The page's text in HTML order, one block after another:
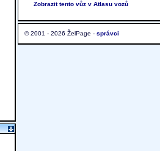
Zobrazit tento vůz v Atlasu vozů
© 2001 - 2026 ŽelPage - správci